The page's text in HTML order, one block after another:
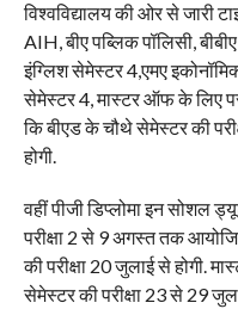
विश्वविद्यालय की ओर से जारी
AIH, बीए पब्लिक पॉलिसी,
इंग्लिश सेमेस्टर 4,एमए
सेमेस्टर 4, मास्टर ऑफ के लिए
कि बीएड के चौथे सेमेस्टर की
होगी.
वहीं पीजी डिप्लोमा इन सोशल
परीक्षा 2 से 9 अगस्त तक
की परीक्षा 20 जुलाई से होगी.
सेमेस्टर की परीक्षा 23 से 29